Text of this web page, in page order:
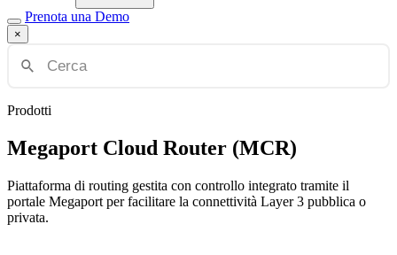
Prenota una Demo
×
Prodotti
Megaport Cloud Router (MCR)
Piattaforma di routing gestita con controllo integrato tramite il
portale Megaport per facilitare la connettività Layer 3 pubblica o
privata.